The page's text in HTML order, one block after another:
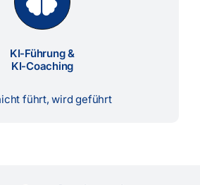
KI-Führung &
KI-Coaching
führt, wird geführt